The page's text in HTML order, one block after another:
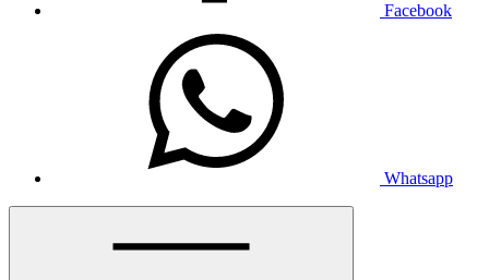
Facebook
Whatsapp